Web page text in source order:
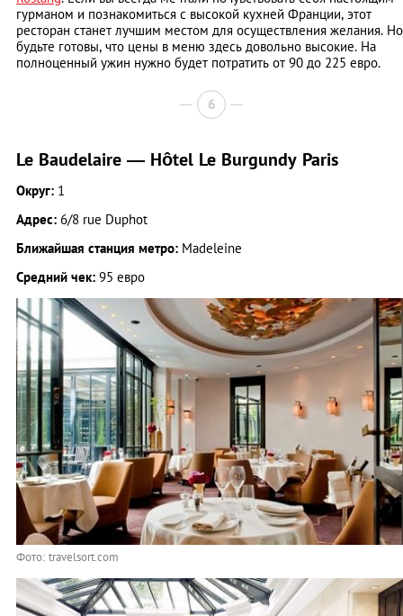
гурманом и познакомиться с высокой кухней Франции, этот
ресторан станет лучшим местом для осуществления желания. Но
будьте готовы, что цены в меню здесь довольно высокие. На
полноценный ужин нужно будет потратить от 90 до 225 евро.
6
Le Baudelaire — Hôtel Le Burgundy Paris
Округ: 1
Адрес: 6/8 rue Duphot
Ближайшая станция метро: Madeleine
Средний чек: 95 евро
Фото: travelsort.com